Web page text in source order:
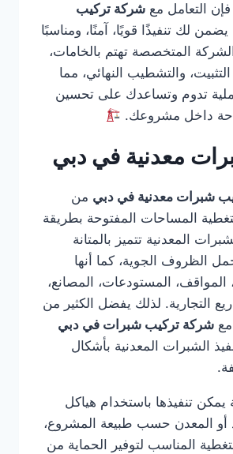
التعامل مع شركة تركيب
يضمن لك تنفيذًا قويًا، آمنًا، ومناسبًا
المتخصصة تهتم بالخامات،
التثبيت، والتشطيب النهائي، مما
تدوم وتساعدك على تحسين
داخل مشروعك.
معدنية في دبي
شبرات معدنية في دبي من
المساحات المفتوحة بطريقة
المعدنية تتميز بالمتانة
الظروف الجوية، كما أنها
المواقف، المستودعات، المصانع،
التجارية. لذلك يفضل الكثير من
مع شركة تركيب شبرات في دبي
الشبرات المعدنية بأشكال
يمكن تنفيذها باستخدام هياكل
أو المعدن حسب طبيعة المشروع،
المناسب لتوفير الحماية من